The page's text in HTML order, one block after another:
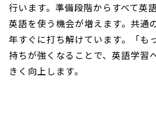
行います。準備段階からすべて英
英語を使う機会が増えます。共通
年すぐに打ち解けています。「も
持ちが強くなることで、英語学習
きく向上します。